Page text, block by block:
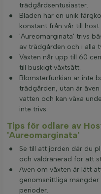
trädgårdsentusiaster.
Bladen har en unik
konstant från vår till höst.
'Aureomarginata' trivs
av trädgården och i alla
Växten når upp till 60
till buskigt växtsätt.
Blomsterfunkian är inte
trädgården, utan är
vatten och kan växa
inte trivs.
Tips för odlare av
'Aureomarginata'
Se till att jorden där du
och väldränerad för att
Även om växten är lätt
genomsnittliga
perioder.